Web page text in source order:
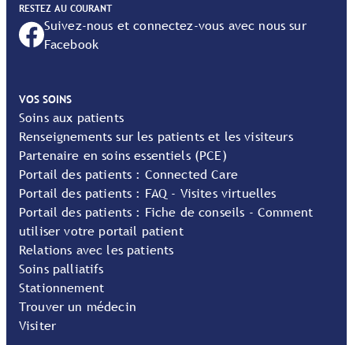
RESTEZ AU COURANT
Suivez-nous et connectez-vous avec nous sur
Facebook
VOS SOINS
Soins aux patients
Renseignements sur les patients et les visiteurs
Partenaire en soins essentiels (PCE)
Portail des patients : Connected Care
Portail des patients : FAQ - Visites virtuelles
Portail des patients : Fiche de conseils - Comment
utiliser votre portail patient
Relations avec les patients
Soins palliatifs
Stationnement
Trouver un médecin
Visiter